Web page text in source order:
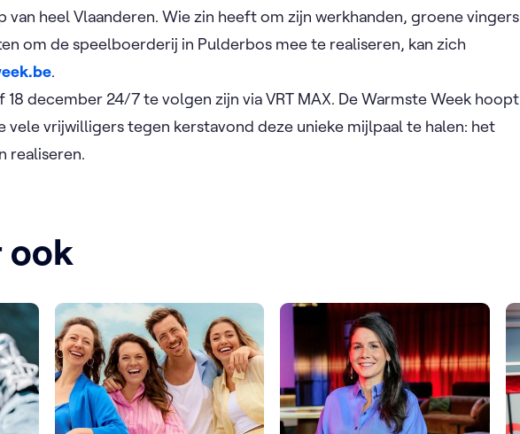
van heel Vlaanderen. Wie zin heeft om zijn werkhanden, groene vingers
om de speelboerderij in Pulderbos mee te realiseren, kan zich
.
18 december 24/7 te volgen zijn via VRT MAX. De Warmste Week hoopt
vele vrijwilligers tegen kerstavond deze unieke mijlpaal te halen: het
realiseren.
ook